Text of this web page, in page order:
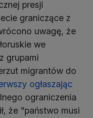
presji
graniczące z
uwagę, że
we
grupami
migrantów do
ogłaszając
ograniczenia
że "państwo musi